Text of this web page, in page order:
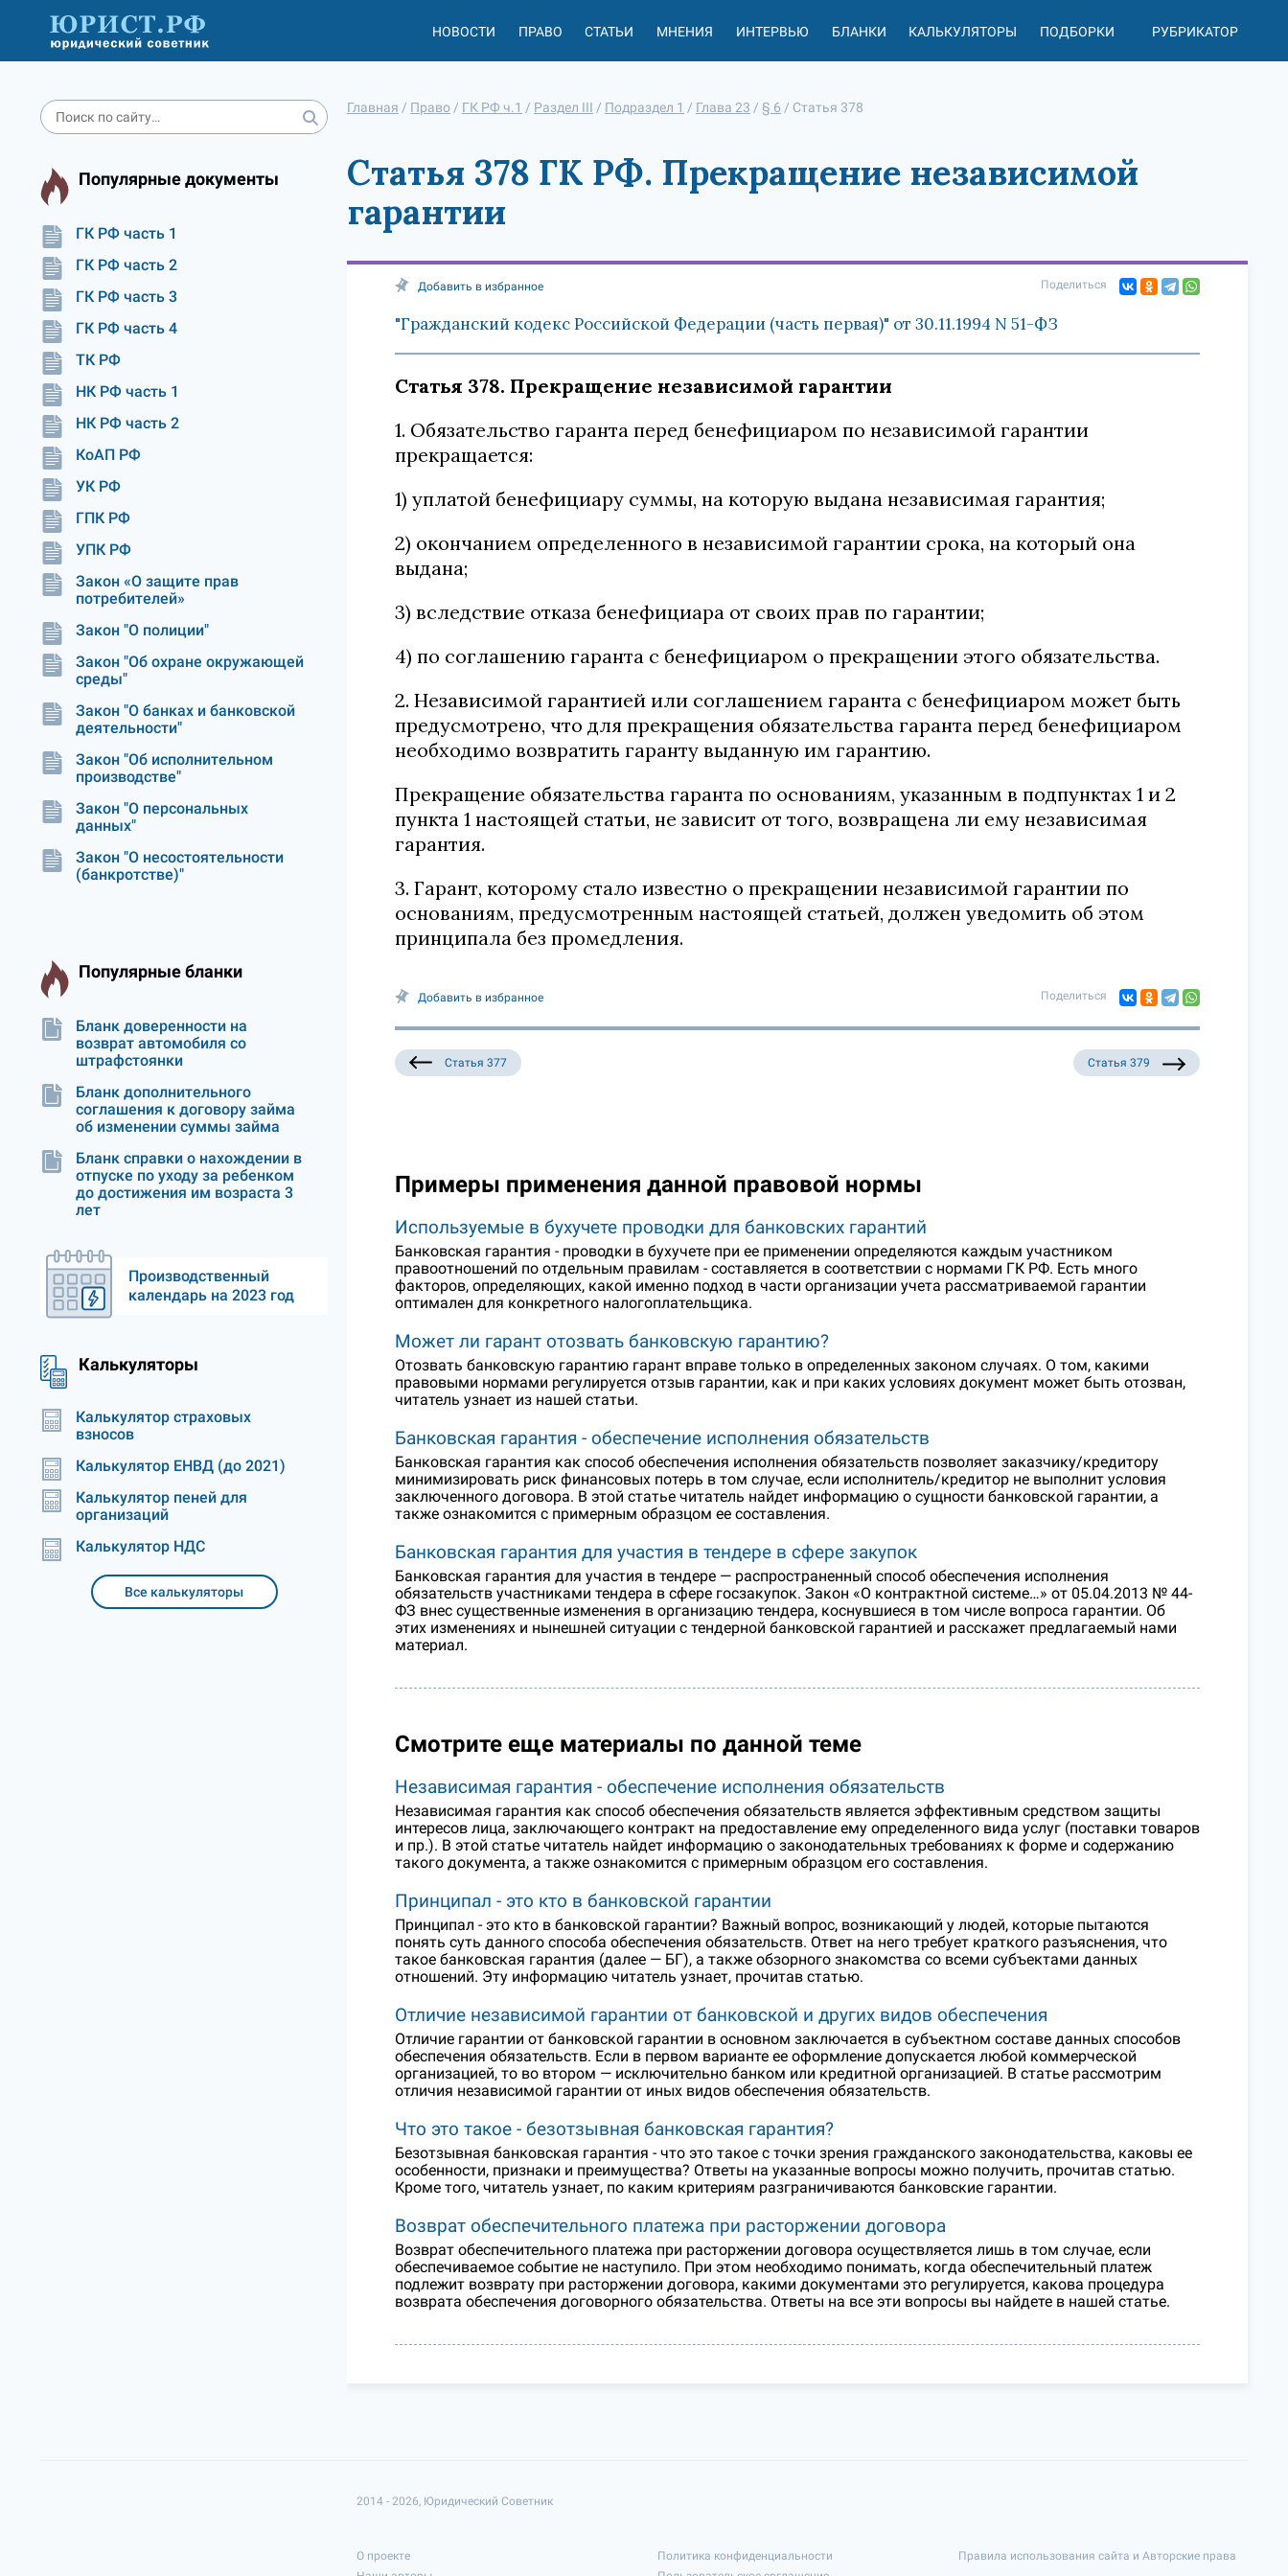
НОВОСТИ ПРАВО СТАТЬИ МНЕНИЯ ИНТЕРВЬЮ БЛАНКИ КАЛЬКУЛЯТОРЫ ПОДБОРКИ РУБРИКАТОР
Популярные документы
ГК РФ часть 1
ГК РФ часть 2
ГК РФ часть 3
ГК РФ часть 4
ТК РФ
НК РФ часть 1
НК РФ часть 2
КоАП РФ
УК РФ
ГПК РФ
УПК РФ
Закон «О защите прав
потребителей»
Закон "О полиции"
Закон "Об охране окружающей
среды"
Закон "О банках и банковской
деятельности"
Закон "Об исполнительном
производстве"
Закон "О персональных
данных"
Закон "О несостоятельности
(банкротстве)"
Популярные бланки
Бланк доверенности на
возврат автомобиля со
штрафстоянки
Бланк дополнительного
соглашения к договору займа
об изменении суммы займа
Бланк справки о нахождении в
отпуске по уходу за ребенком
до достижения им возраста 3
лет
Производственный
календарь на 2023 год
Калькуляторы
Калькулятор страховых
взносов
Калькулятор ЕНВД (до 2021)
Калькулятор пеней для
организаций
Калькулятор НДС
Все калькуляторы
Главная / Право / ГК РФ ч.1 / Раздел III / Подраздел 1 / Глава 23 / § 6 / Статья 378
Статья 378 ГК РФ. Прекращение независимой
гарантии
Добавить в избранное Поделиться
"Гражданский кодекс Российской Федерации (часть первая)" от 30.11.1994 N 51-ФЗ
Статья 378. Прекращение независимой гарантии
1. Обязательство гаранта перед бенефициаром по независимой гарантии
прекращается:
1) уплатой бенефициару суммы, на которую выдана независимая гарантия;
2) окончанием определенного в независимой гарантии срока, на который она
выдана;
3) вследствие отказа бенефициара от своих прав по гарантии;
4) по соглашению гаранта с бенефициаром о прекращении этого обязательства.
2. Независимой гарантией или соглашением гаранта с бенефициаром может быть
предусмотрено, что для прекращения обязательства гаранта перед бенефициаром
необходимо возвратить гаранту выданную им гарантию.
Прекращение обязательства гаранта по основаниям, указанным в подпунктах 1 и 2
пункта 1 настоящей статьи, не зависит от того, возвращена ли ему независимая
гарантия.
3. Гарант, которому стало известно о прекращении независимой гарантии по
основаниям, предусмотренным настоящей статьей, должен уведомить об этом
принципала без промедления.
Добавить в избранное Поделиться
Статья 377 Статья 379
Примеры применения данной правовой нормы
Используемые в бухучете проводки для банковских гарантий
Банковская гарантия - проводки в бухучете при ее применении определяются каждым участником
правоотношений по отдельным правилам - составляется в соответствии с нормами ГК РФ. Есть много
факторов, определяющих, какой именно подход в части организации учета рассматриваемой гарантии
оптимален для конкретного налогоплательщика.
Может ли гарант отозвать банковскую гарантию?
Отозвать банковскую гарантию гарант вправе только в определенных законом случаях. О том, какими
правовыми нормами регулируется отзыв гарантии, как и при каких условиях документ может быть отозван,
читатель узнает из нашей статьи.
Банковская гарантия - обеспечение исполнения обязательств
Банковская гарантия как способ обеспечения исполнения обязательств позволяет заказчику/кредитору
минимизировать риск финансовых потерь в том случае, если исполнитель/кредитор не выполнит условия
заключенного договора. В этой статье читатель найдет информацию о сущности банковской гарантии, а
также ознакомится с примерным образцом ее составления.
Банковская гарантия для участия в тендере в сфере закупок
Банковская гарантия для участия в тендере — распространенный способ обеспечения исполнения
обязательств участниками тендера в сфере госзакупок. Закон «О контрактной системе…» от 05.04.2013 № 44-
ФЗ внес существенные изменения в организацию тендера, коснувшиеся в том числе вопроса гарантии. Об
этих изменениях и нынешней ситуации с тендерной банковской гарантией и расскажет предлагаемый нами
материал.
Смотрите еще материалы по данной теме
Независимая гарантия - обеспечение исполнения обязательств
Независимая гарантия как способ обеспечения обязательств является эффективным средством защиты
интересов лица, заключающего контракт на предоставление ему определенного вида услуг (поставки товаров
и пр.). В этой статье читатель найдет информацию о законодательных требованиях к форме и содержанию
такого документа, а также ознакомится с примерным образцом его составления.
Принципал - это кто в банковской гарантии
Принципал - это кто в банковской гарантии? Важный вопрос, возникающий у людей, которые пытаются
понять суть данного способа обеспечения обязательств. Ответ на него требует краткого разъяснения, что
такое банковская гарантия (далее — БГ), а также обзорного знакомства со всеми субъектами данных
отношений. Эту информацию читатель узнает, прочитав статью.
Отличие независимой гарантии от банковской и других видов обеспечения
Отличие гарантии от банковской гарантии в основном заключается в субъектном составе данных способов
обеспечения обязательств. Если в первом варианте ее оформление допускается любой коммерческой
организацией, то во втором — исключительно банком или кредитной организацией. В статье рассмотрим
отличия независимой гарантии от иных видов обеспечения обязательств.
Что это такое - безотзывная банковская гарантия?
Безотзывная банковская гарантия - что это такое с точки зрения гражданского законодательства, каковы ее
особенности, признаки и преимущества? Ответы на указанные вопросы можно получить, прочитав статью.
Кроме того, читатель узнает, по каким критериям разграничиваются банковские гарантии.
Возврат обеспечительного платежа при расторжении договора
Возврат обеспечительного платежа при расторжении договора осуществляется лишь в том случае, если
обеспечиваемое событие не наступило. При этом необходимо понимать, когда обеспечительный платеж
подлежит возврату при расторжении договора, какими документами это регулируется, какова процедура
возврата обеспечения договорного обязательства. Ответы на все эти вопросы вы найдете в нашей статье.
2014 - 2026, Юридический Советник
О проекте
Политика конфиденциальности
Правила использования сайта и Авторские права